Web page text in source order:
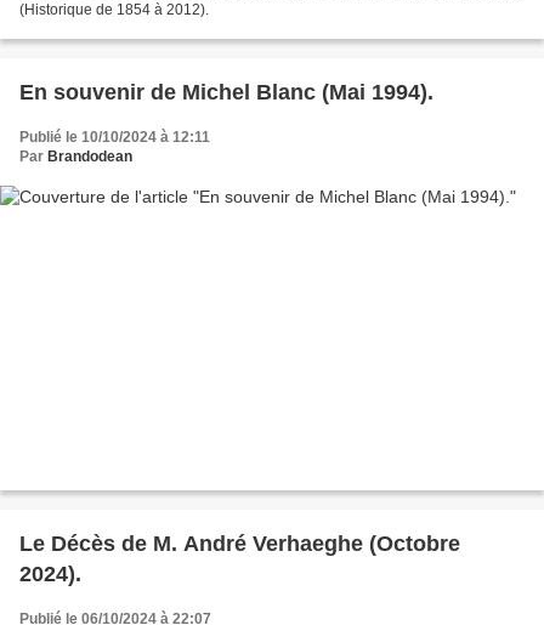
(Historique de 1854 à 2012).
En souvenir de Michel Blanc (Mai 1994).
Publié le 10/10/2024 à 12:11
Par Brandodean
Le Décès de M. André Verhaeghe (Octobre
2024).
Publié le 06/10/2024 à 22:07